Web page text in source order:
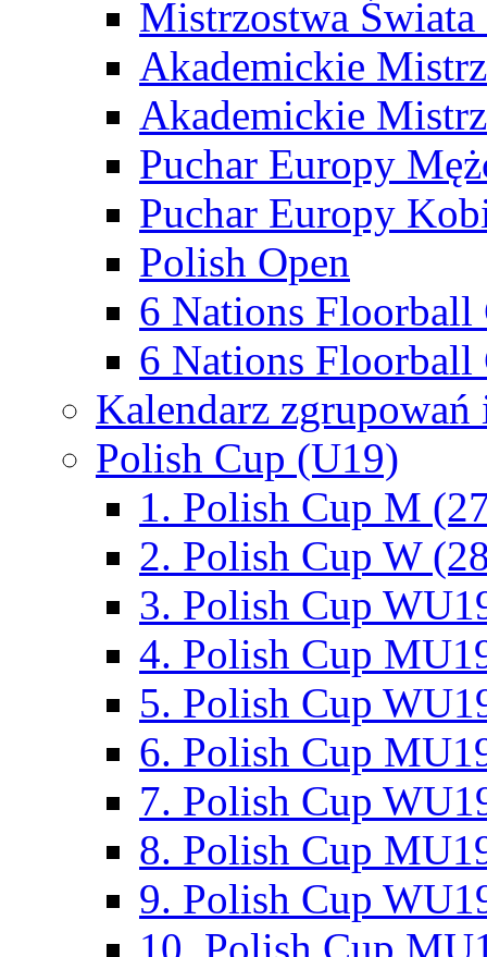
Mistrzostwa
Akademickie
Akademickie
Puchar Europy
Puchar Europy
Polish Open
6 Nations Floorball
6 Nations Floorball
Kalendarz
Polish Cup (U19)
1. Polish Cup M
2. Polish Cup W
3. Polish Cup
4. Polish Cup
5. Polish Cup
6. Polish Cup
7. Polish Cup
8. Polish Cup
9. Polish Cup
10. Polish Cup